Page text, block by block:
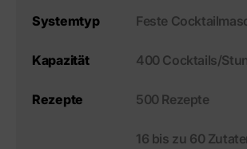
Systemtyp Feste
Kapazität 400 Cocktails/
Rezepte 500 Rezepte
16 bis zu 60